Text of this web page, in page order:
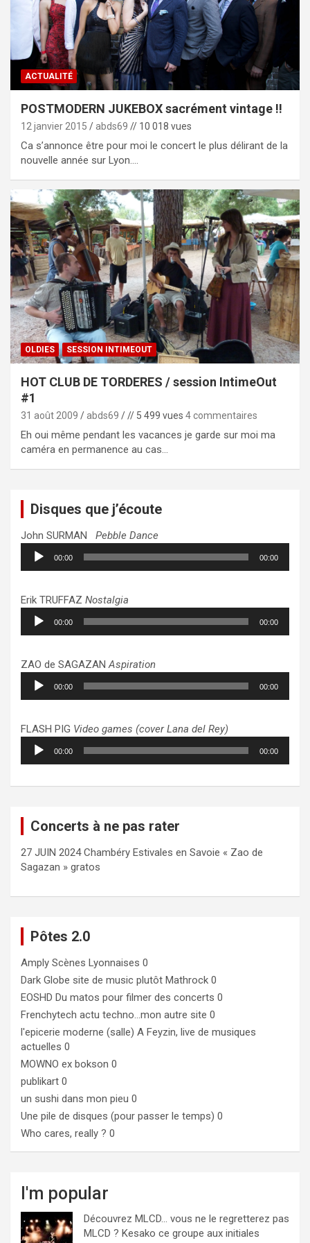
ACTUALITÉ
POSTMODERN JUKEBOX sacrément vintage !!
12 janvier 2015 abds69 // 10 018 vues
Ca s’annonce être pour moi le concert le plus délirant de la
nouvelle année sur Lyon.…
OLDIES SESSION INTIMEOUT
HOT CLUB DE TORDERES / session IntimeOut
#1
31 août 2009 abds69 // 5 499 vues 4 commentaires
Eh oui même pendant les vacances je garde sur moi ma
caméra en permanence au cas…
Disques que j’écoute
John SURMAN Pebble Dance
Lecteur
audio
00:00 00:00
Erik TRUFFAZ Nostalgia
Lecteur
audio
00:00 00:00
ZAO de SAGAZAN Aspiration
Lecteur
audio
00:00 00:00
FLASH PIG Video games (cover Lana del Rey)
Lecteur
audio
00:00 00:00
Concerts à ne pas rater
27 JUIN 2024 Chambéry Estivales en Savoie « Zao de
Sagazan » gratos
Pôtes 2.0
Amply Scènes Lyonnaises 0
Dark Globe site de music plutôt Mathrock 0
EOSHD Du matos pour filmer des concerts 0
Frenchytech actu techno…mon autre site 0
l'epicerie moderne (salle) A Feyzin, live de musiques
actuelles 0
MOWNO ex bokson 0
publikart 0
un sushi dans mon pieu 0
Une pile de disques (pour passer le temps) 0
Who cares, really ? 0
I'm popular
Découvrez MLCD… vous ne le regretterez pas
MLCD ? Kesako ce groupe aux initiales